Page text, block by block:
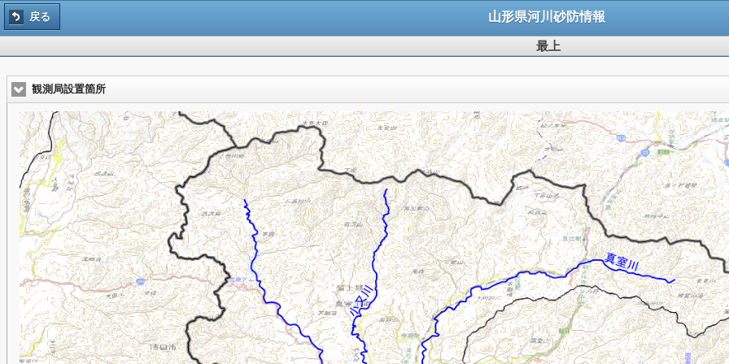
戻る 山形県河川砂防情報
最上
観測局設置箇所